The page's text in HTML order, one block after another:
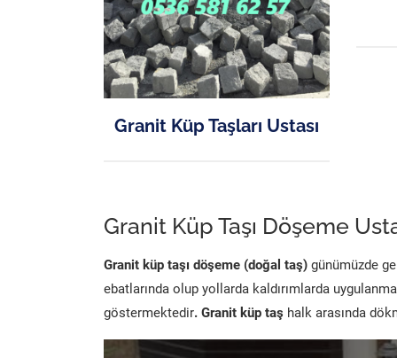
Granit Küp Taşları Ustası
Granit Küp Taşı Döşeme
Granit küp taşı döşeme (doğal taş) günümüzde
ebatlarında olup yollarda kaldırımlarda
göstermektedir. Granit küp taş halk arasında